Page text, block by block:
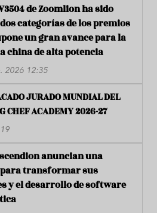
de Zoomlion ha sido
categorías de los premios
un gran avance para la
china de alta potencia
2026 12:35
JURADO MUNDIAL DEL
CHEF ACADEMY 2026-27
anuncian una
transformar sus
y el desarrollo de software